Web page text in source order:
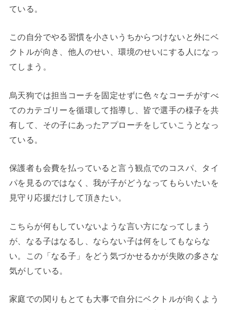
ている。
この自分でやる習慣を小さいうちからつけないと外にベ
クトルが向き、他人のせい、環境のせいにする人になっ
てしまう。
烏天狗では担当コーチを固定せずに色々なコーチがすべ
てのカテゴリーを循環して指導し、皆で選手の様子を共
有して、その子にあったアプローチをしていこうとなっ
ている。
保護者も会費を払っていると言う観点でのコスパ、タイ
パを見るのではなく、我が子がどうなってもらいたいを
見守り応援だけして頂きたい。
こちらが何もしていないような言い方になってしまう
が、なる子はなるし、ならない子は何をしてもならな
い。この「なる子」をどう気づかせるかが失敗の多さな
気がしている。
家庭での関りもとても大事で自分にベクトルが向くよう